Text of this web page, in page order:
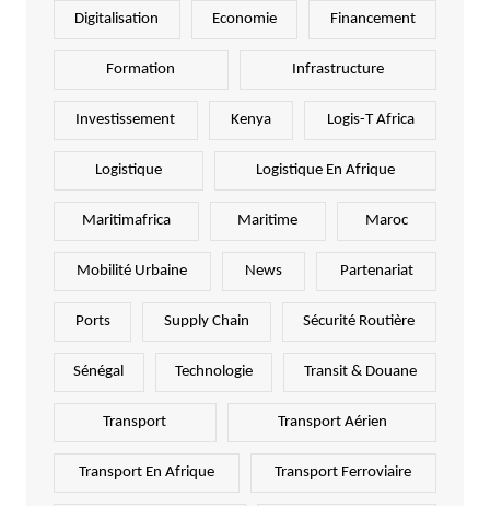
Digitalisation Economie Financement
Formation Infrastructure
Investissement Kenya Logis-T Africa
Logistique Logistique En Afrique
Maritimafrica Maritime Maroc
Mobilité Urbaine News Partenariat
Ports Supply Chain Sécurité Routière
Sénégal Technologie Transit & Douane
Transport Transport Aérien
Transport En Afrique Transport Ferroviaire